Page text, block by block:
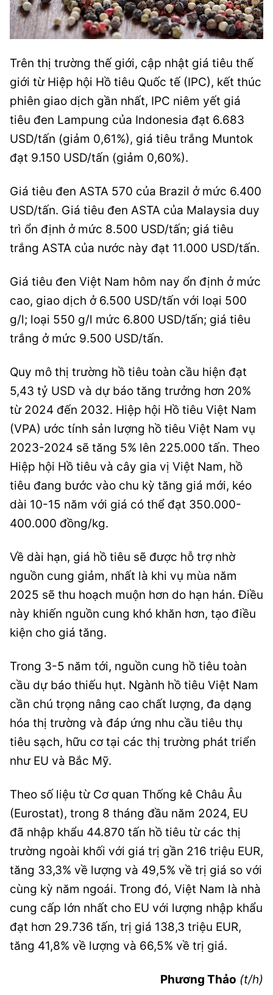
Trên thị trường thế giới, cập nhật giá tiêu thế
giới từ Hiệp hội Hồ tiêu Quốc tế (IPC), kết thúc
phiên giao dịch gần nhất, IPC niêm yết giá
tiêu đen Lampung của Indonesia đạt 6.683
USD/tấn (giảm 0,61%), giá tiêu trắng Muntok
đạt 9.150 USD/tấn (giảm 0,60%).
Giá tiêu đen ASTA 570 của Brazil ở mức 6.400
USD/tấn. Giá tiêu đen ASTA của Malaysia duy
trì ổn định ở mức 8.500 USD/tấn; giá tiêu
trắng ASTA của nước này đạt 11.000 USD/tấn.
Giá tiêu đen Việt Nam hôm nay ổn định ở mức
cao, giao dịch ở 6.500 USD/tấn với loại 500
g/l; loại 550 g/l mức 6.800 USD/tấn; giá tiêu
trắng ở mức 9.500 USD/tấn.
Quy mô thị trường hồ tiêu toàn cầu hiện đạt
5,43 tỷ USD và dự báo tăng trưởng hơn 20%
từ 2024 đến 2032. Hiệp hội Hồ tiêu Việt Nam
(VPA) ước tính sản lượng hồ tiêu Việt Nam vụ
2023-2024 sẽ tăng 5% lên 225.000 tấn. Theo
Hiệp hội Hồ tiêu và cây gia vị Việt Nam, hồ
tiêu đang bước vào chu kỳ tăng giá mới, kéo
dài 10-15 năm với giá có thể đạt 350.000-
400.000 đồng/kg.
Về dài hạn, giá hồ tiêu sẽ được hỗ trợ nhờ
nguồn cung giảm, nhất là khi vụ mùa năm
2025 sẽ thu hoạch muộn hơn do hạn hán. Điều
này khiến nguồn cung khó khăn hơn, tạo điều
kiện cho giá tăng.
Trong 3-5 năm tới, nguồn cung hồ tiêu toàn
cầu dự báo thiếu hụt. Ngành hồ tiêu Việt Nam
cần chú trọng nâng cao chất lượng, đa dạng
hóa thị trường và đáp ứng nhu cầu tiêu thụ
tiêu sạch, hữu cơ tại các thị trường phát triển
như EU và Bắc Mỹ.
Theo số liệu từ Cơ quan Thống kê Châu Âu
(Eurostat), trong 8 tháng đầu năm 2024, EU
đã nhập khẩu 44.870 tấn hồ tiêu từ các thị
trường ngoài khối với giá trị gần 216 triệu EUR,
tăng 33,3% về lượng và 49,5% về trị giá so với
cùng kỳ năm ngoái. Trong đó, Việt Nam là nhà
cung cấp lớn nhất cho EU với lượng nhập khẩu
đạt hơn 29.736 tấn, trị giá 138,3 triệu EUR,
tăng 41,8% về lượng và 66,5% về trị giá.
Phương Thảo (t/h)